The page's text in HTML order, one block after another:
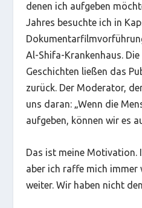
denen ich aufgeben
Jahres besuchte ich in
Al-Shifa-Krankenhaus.
Geschichten ließen das
zurück. Der Moderator,
uns daran:„Wenn die
aufgeben, können wir es
Das ist meine Motivation.
aber ich raffe mich immer
weiter. Wir haben nicht